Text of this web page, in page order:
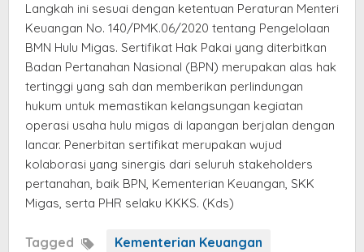
Langkah ini sesuai dengan ketentuan Peraturan Menteri
Keuangan No. 140/PMK.06/2020 tentang Pengelolaan
BMN Hulu Migas. Sertifikat Hak Pakai yang diterbitkan
Badan Pertanahan Nasional (BPN) merupakan alas hak
tertinggi yang sah dan memberikan perlindungan
hukum untuk memastikan kelangsungan kegiatan
operasi usaha hulu migas di lapangan berjalan dengan
lancar. Penerbitan sertifikat merupakan wujud
kolaborasi yang sinergis dari seluruh stakeholders
pertanahan, baik BPN, Kementerian Keuangan, SKK
Migas, serta PHR selaku KKKS. (Kds)
Tagged
Kementerian Keuangan